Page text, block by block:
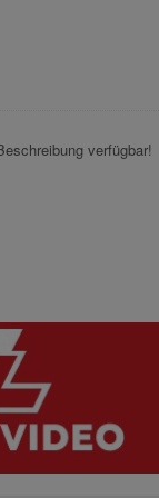
verfügbar!